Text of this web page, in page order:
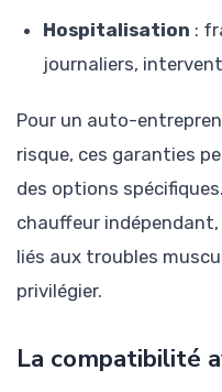
Hospitalisation :
journaliers,
Pour un auto-
risque, ces garanties
des options
chauffeur
liés aux troubles
privilégier.
La compatibilité